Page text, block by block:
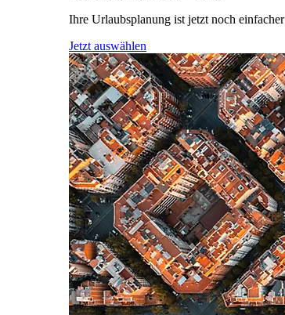
Ihre Urlaubsplanung ist jetzt noch einfacher
Jetzt auswählen